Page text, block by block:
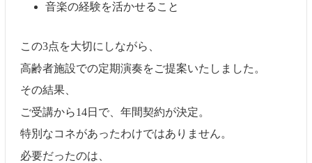
音楽の経験を活かせること
この3点を大切にしながら、
高齢者施設での定期演奏をご提案いたしました。
その結果、
ご受講から14日で、年間契約が決定。
特別なコネがあったわけではありません。
必要だったのは、